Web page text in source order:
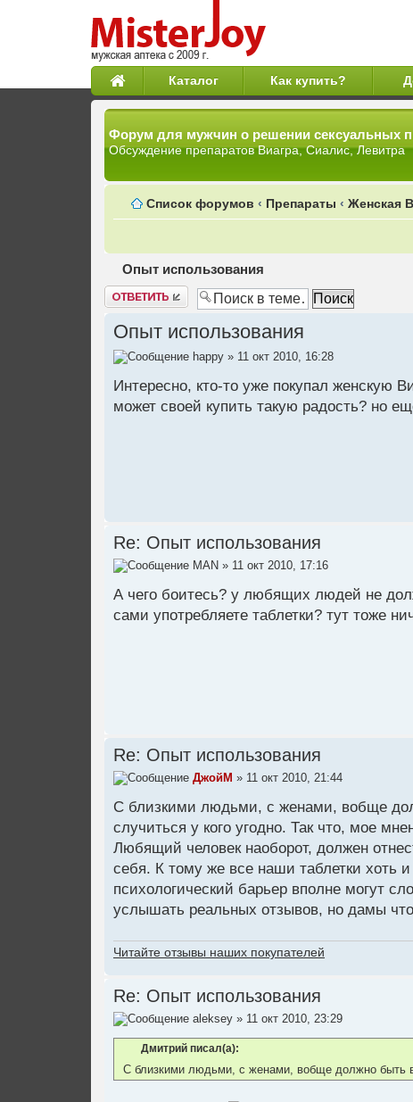
Каталог Как купить?
Форум для мужчин о решении сексуальных
Обсуждение препаратов Виагра, Сиалис, Левитра
Список форумов ‹ Препараты ‹ Женская
Опыт использования
Ответить
Опыт использования
happy » 11 окт 2010, 16:28
Интересно, кто-то уже покупал женскую
может своей купить такую радость? но
Re: Опыт использования
MAN » 11 окт 2010, 17:16
А чего боитесь? у любящих людей не
сами употребляете таблетки? тут тоже
Re: Опыт использования
ДжойМ » 11 окт 2010, 21:44
С близкими людьми, с женами, вобще
случиться у кого угодно. Так что, мое
Любящий человек наоборот, должен
себя. К тому же все наши таблетки хоть
психологический барьер вполне могут
услышать реальных отзывов, но дамы
Читайте отзывы наших покупателей
Re: Опыт использования
aleksey » 11 окт 2010, 23:29
Дмитрий писал(а):
С близкими людьми, с женами, вобще должно быть